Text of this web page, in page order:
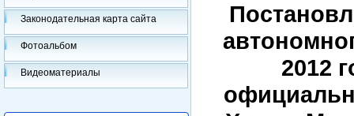
Законодательная карта сайта
Фотоальбом
Видеоматериалы
2012